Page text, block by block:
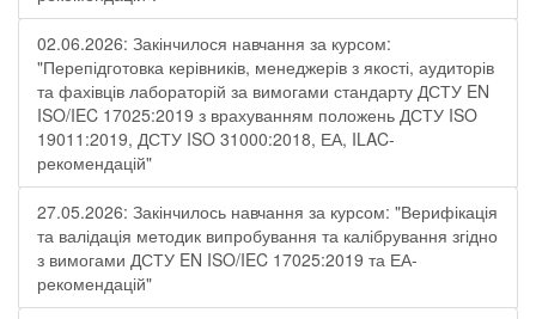
02.06.2026: Закінчилося навчання за курсом:
"Перепідготовка керівників, менеджерів з якості, аудиторів
та фахівців лабораторій за вимогами стандарту ДСТУ EN
ISO/IEC 17025:2019 з врахуванням положень ДСТУ ISO
19011:2019, ДСТУ ISO 31000:2018, ЕА, ILAC-
рекомендацій"
27.05.2026: Закінчилось навчання за курсом: "Верифікація
та валідація методик випробування та калібрування згідно
з вимогами ДСТУ EN ISO/IEC 17025:2019 та ЕА-
рекомендацій"